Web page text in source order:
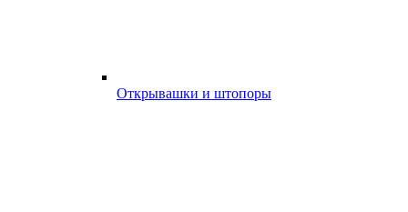
Открывашки и штопоры